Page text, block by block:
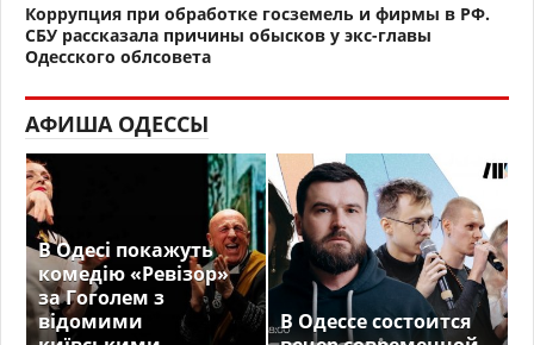
Коррупция при обработке госземель и фирмы в РФ.
СБУ рассказала причины обысков у экс-главы
Одесского облсовета
АФИША ОДЕССЫ
В Одесі покажуть
комедію «Ревізор»
за Гоголем з
відомими
В Одессе состоится